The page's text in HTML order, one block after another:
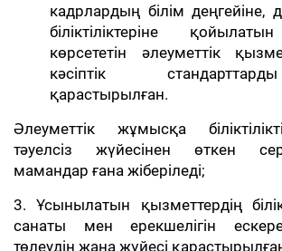
кадрлардың білім деңгейіне,
біліктіліктеріне
көрсететін әлеуметтік
кәсіптік
қарастырылған.
Әлеуметтік жұмысқа
тәуелсіз жүйесінен өткен
мамандар ғана жіберіледі;
3. Ұсынылатын қызметтердің
санаты мен ерекшелігін
төлеудің жаңа жүйесі